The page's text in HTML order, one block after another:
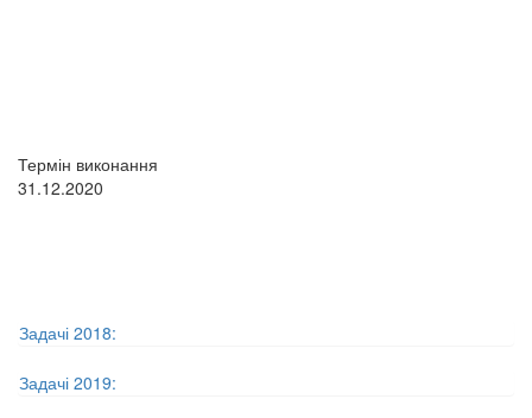
Термін виконання
31.12.2020
Задачі 2018:
Задачі 2019: